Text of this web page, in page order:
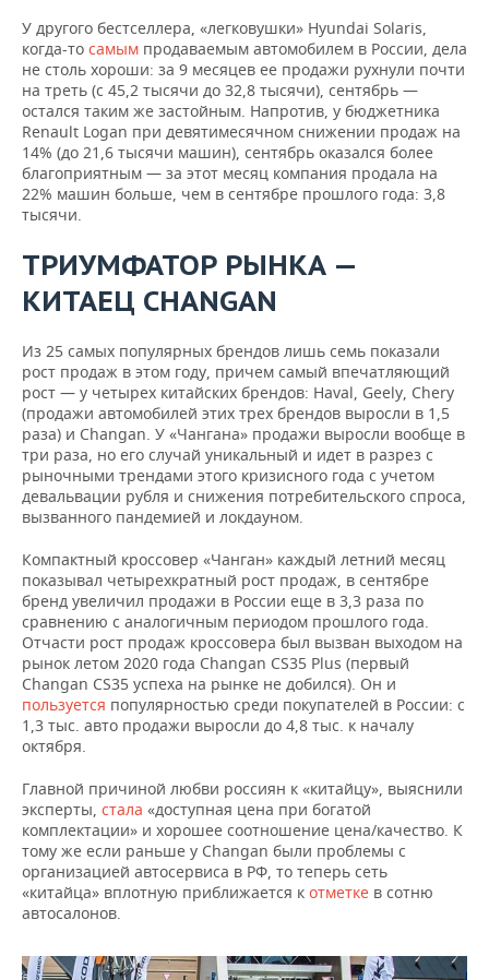
Лада
ИксРэй
13
746
21
582
-36%
776
Hyundai
Tucson
13
711
16
413
-16%
853
Kia Optima
13
172
19
494
-32%
342
У другого бестселлера, «легковушки» Hyundai Solaris,
когда-то самым продаваемым автомобилем в России, дела
не столь хороши: за 9 месяцев ее продажи рухнули почти
на треть (с 45,2 тысячи до 32,8 тысячи), сентябрь —
остался таким же застойным. Напротив, у бюджетника
Renault Logan при девятимесячном снижении продаж на
14% (до 21,6 тысячи машин), сентябрь оказался более
благоприятным — за этот месяц компания продала на
22% машин больше, чем в сентябре прошлого года: 3,8
тысячи.
ТРИУМФАТОР РЫНКА —
КИТАЕЦ CHANGAN
Из 25 самых популярных брендов лишь семь показали
рост продаж в этом году, причем самый впечатляющий
рост — у четырех китайских брендов: Haval, Geely, Chery
(продажи автомобилей этих трех брендов выросли в 1,5
раза) и Changan. У «Чангана» продажи выросли вообще в
три раза, но его случай уникальный и идет в разрез с
рыночными трендами этого кризисного года с учетом
девальвации рубля и снижения потребительского спроса,
вызванного пандемией и локдауном.
Компактный кроссовер «Чанган» каждый летний месяц
показывал четырехкратный рост продаж, в сентябре
бренд увеличил продажи в России еще в 3,3 раза по
сравнению с аналогичным периодом прошлого года.
Отчасти рост продаж кроссовера был вызван выходом на
рынок летом 2020 года Changan CS35 Plus (первый
Changan CS35 успеха на рынке не добился). Он и
пользуется популярностью среди покупателей в России: с
1,3 тыс. авто продажи выросли до 4,8 тыс. к началу
октября.
Главной причиной любви россиян к «китайцу», выяснили
эксперты, стала «доступная цена при богатой
комплектации» и хорошее соотношение цена/качество. К
тому же если раньше у Changan были проблемы с
организацией автосервиса в РФ, то теперь сеть
«китайца» вплотную приближается к отметке в сотню
автосалонов.